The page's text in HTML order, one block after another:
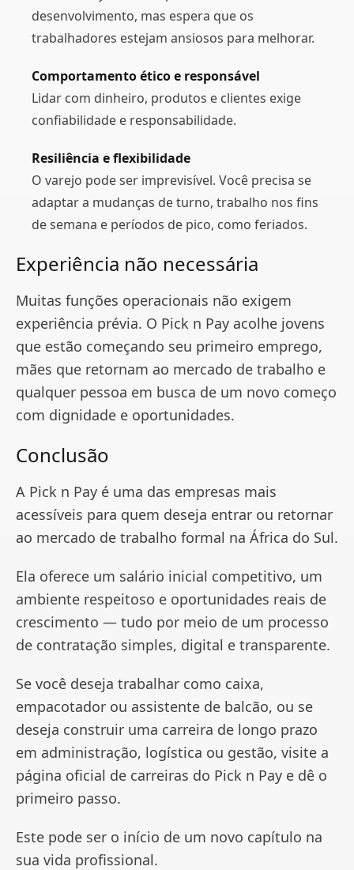
desenvolvimento, mas espera que os
trabalhadores estejam ansiosos para melhorar.
Comportamento ético e responsável
Lidar com dinheiro, produtos e clientes exige
confiabilidade e responsabilidade.
Resiliência e flexibilidade
O varejo pode ser imprevisível. Você precisa se
adaptar a mudanças de turno, trabalho nos fins
de semana e períodos de pico, como feriados.
Experiência não necessária
Muitas funções operacionais não exigem
experiência prévia. O Pick n Pay acolhe jovens
que estão começando seu primeiro emprego,
mães que retornam ao mercado de trabalho e
qualquer pessoa em busca de um novo começo
com dignidade e oportunidades.
Conclusão
A Pick n Pay é uma das empresas mais
acessíveis para quem deseja entrar ou retornar
ao mercado de trabalho formal na África do Sul.
Ela oferece um salário inicial competitivo, um
ambiente respeitoso e oportunidades reais de
crescimento — tudo por meio de um processo
de contratação simples, digital e transparente.
Se você deseja trabalhar como caixa,
empacotador ou assistente de balcão, ou se
deseja construir uma carreira de longo prazo
em administração, logística ou gestão, visite a
página oficial de carreiras do Pick n Pay e dê o
primeiro passo.
Este pode ser o início de um novo capítulo na
sua vida profissional.